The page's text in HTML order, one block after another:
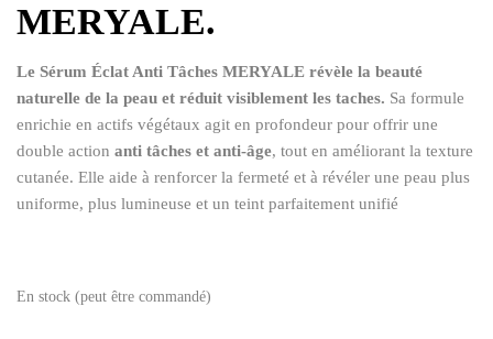
MERYALE.
Le Sérum Éclat Anti Tâches MERYALE révèle la beauté
naturelle de la peau et réduit visiblement les taches. Sa formule
enrichie en actifs végétaux agit en profondeur pour offrir une
double action anti tâches et anti‑âge, tout en améliorant la texture
cutanée. Elle aide à renforcer la fermeté et à révéler une peau plus
uniforme, plus lumineuse et un teint parfaitement unifié
En stock (peut être commandé)